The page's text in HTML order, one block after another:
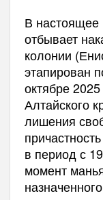
В настоящее
отбывает
колонии
этапирован
октябре
Алтайского
лишения
в период с
момент